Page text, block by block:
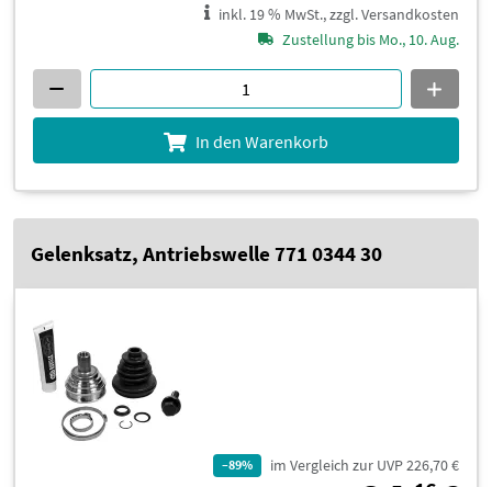
inkl. 19 % MwSt., zzgl. Versandkosten
Zustellung bis Mo., 10. Aug.
In den Warenkorb
Gelenksatz, Antriebswelle 771 0344 30
–89% im Vergleich zur UVP 226,70 €